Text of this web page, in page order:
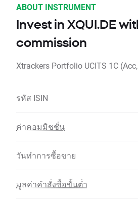
ABOUT INSTRUMENT
Invest in XQUI.DE
commission
Xtrackers Portfolio UCITS 1C (Acc,
รหัส ISIN
ค่าคอมมิชชั่น
วันทำการซื้อขาย
มูลค่าคำสั่งซื้อขั้นต่ำ